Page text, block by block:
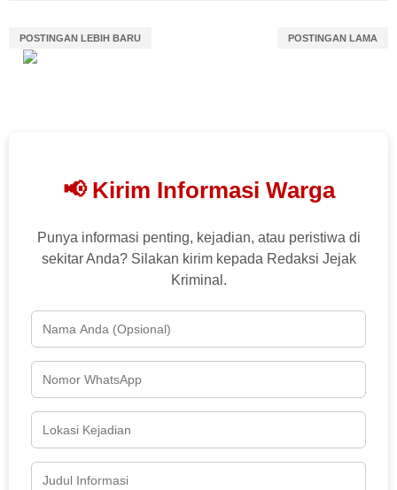
POSTINGAN LEBIH BARU POSTINGAN LAMA
📢 Kirim Informasi Warga
Punya informasi penting, kejadian, atau peristiwa di
sekitar Anda? Silakan kirim kepada Redaksi Jejak
Kriminal.